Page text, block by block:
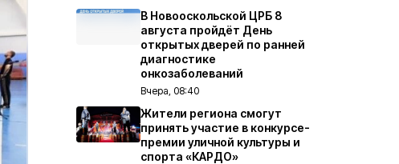
В Новооскольской ЦРБ 8
августа пройдёт День
открытых дверей по ранней
диагностике
онкозаболеваний
Вчера, 08:40
Жители региона смогут
принять участие в конкурсе-
премии уличной культуры и
спорта «КАРДО»